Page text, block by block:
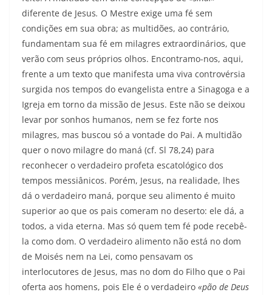
diferente de Jesus. O Mestre exige uma fé sem
condições em sua obra; as multidões, ao contrário,
fundamentam sua fé em milagres extraordinários, que
verão com seus próprios olhos. Encontramo-nos, aqui,
frente a um texto que manifes­ta uma viva controvérsia
surgida nos tempos do evange­lista entre a Sinagoga e a
Igreja em torno da missão de Jesus. Este não se deixou
levar por sonhos humanos, nem se fez forte nos
milagres, mas buscou só a vontade do Pai. A multidão
quer o novo milagre do maná (cf. Sl 78,24) para
reconhecer o verdadeiro pro­feta escatológico dos
tempos messiânicos. Porém, Jesus, na realidade, lhes
dá o verdadeiro maná, porque seu alimen­to é muito
superior ao que os pais comeram no de­serto: ele dá, a
todos, a vida eterna. Mas só quem tem fé pode recebê-
la como dom. O verdadeiro alimen­to não está no dom
de Moisés nem na Lei, como pensavam os
interlocutores de Jesus, mas no dom do Filho que o Pai
oferta aos homens, pois Ele é o verdadeiro «pão de Deus